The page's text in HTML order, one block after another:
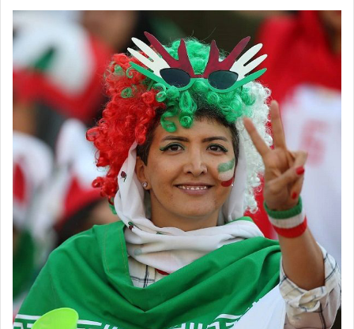
در پایان هفته یازدهم سوپرلیگ فوتسال زنان، پالایش‌نفت آبادان با
کسب 28 امتیاز همچنان یکه‌تاز جدول رده‌بندی است و تیم شاهین نطنز
هم با 24 امتیاز در رتبه دوم حضور دارد. مس رفسنجان با 21 امتیاز به
دلیل برد در بازی رودررو مقابل سایپا تهران رتبه سوم را در اختیار دارد و
سایپا تهران هم با 21 امتیاز در جایگاه چهارم است و نام تیم ملی‌حفاری
اهواز هم با کسب 17 امتیاز در رتبه پنجم به چشم می‌خورد. هفته
دوازدهم سوپرلیگ فوتسال زنان ایران روز چهارشنبه بیست‌وهفتم دی‌ماه
برگزار خواهد شد که در مهم‌ترین دیدارها، سایپا تهران میزبان شاهین
نطنز است، مس رفسنجان به مصاف ملی‌حفاری اهواز خواهد رفت و